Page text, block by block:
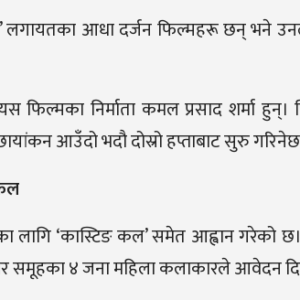
लगायतका आधा दर्जन फिल्महरू छन् भने
फिल्मका निर्माता कमल प्रसाद शर्मा
आउँदो भदौ दोस्रो हप्ताबाट सुरु
लागि ‘कास्टिङ कल’ समेत आह्वान गरेको
समूहका ४ जना महिला कलाकारले आवेदन